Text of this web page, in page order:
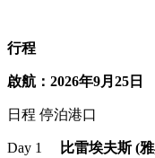
行程
啟航：2026年9月25日
日程 停泊港口
Day 1
比雷埃夫斯 (